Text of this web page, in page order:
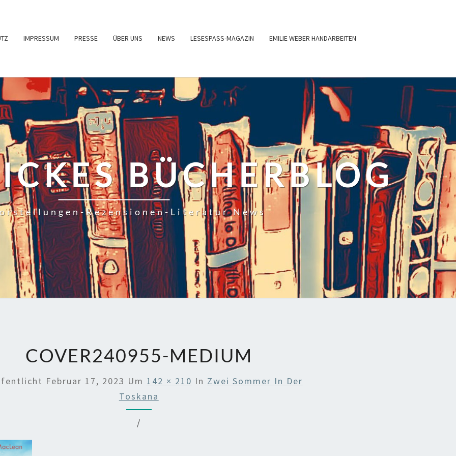
IMPRESSUM PRESSE ÜBER UNS NEWS LESESPASS-MAGAZIN EMILIE WEBER HANDARBEITEN
BÜCHERBLOG
Rezensionen-Literatur News
COVER240955-MEDIUM
Februar 17, 2023 Um 142 × 210 In Zwei Sommer In Der
Toskana
/